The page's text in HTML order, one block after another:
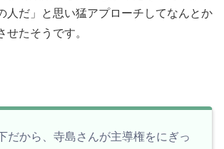
人だ」と思い猛アプローチしてなんとか
せたそうです。
だから、寺島さんが主導権をにぎっ